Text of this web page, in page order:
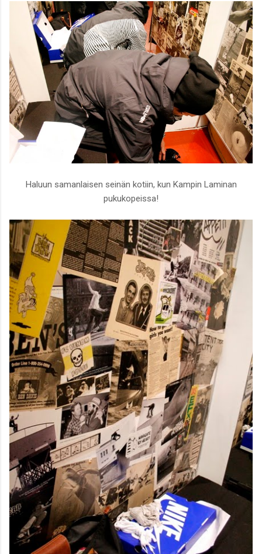
Haluun samanlaisen seinän kotiin, kun Kampin Laminan
pukukopeissa!